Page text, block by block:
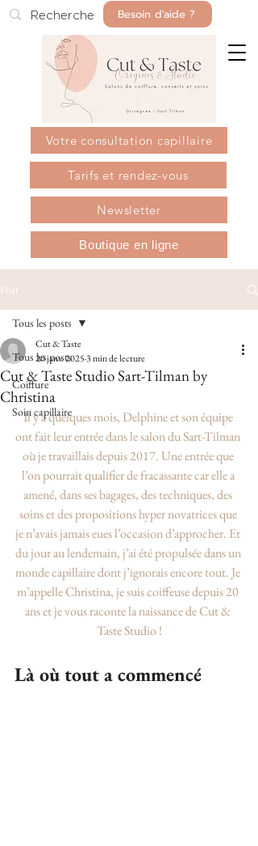
Besoin d'aide ?
Votre consultation capillaire
Tarifs et rendez-vous
Newsletter
Boutique en ligne
Post
Tous les posts
Coiffure
Soin capillaire
Tous les posts
Cut & Taste Studio Sart-Tilman by
Christina
Cut & Taste
20 janv. 20253 min de lecture
Il y a quelques mois, Delphine et son équipe
ont fait leur entrée dans le salon du Sart-Tilman
où je travaillais depuis 2017. Une entrée que
l’on pourrait qualifier de fracassante car elle a
amené, dans ses bagages, des techniques, des
soins et des propositions hyper novatrices que
je n’avais jamais eues l’occasion d’approcher. Et
du jour au lendemain, j’ai été propulsée dans un
monde capillaire dont j’ignorais encore tout. Je
m’appelle Christina, je suis coiffeuse depuis 20
ans et je vous raconte la naissance de Cut &
Taste Studio !
Là où tout a commencé